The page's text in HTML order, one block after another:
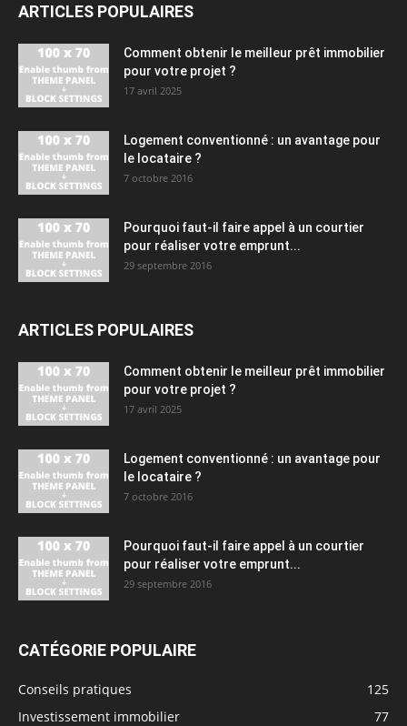
ARTICLES POPULAIRES
Comment obtenir le meilleur prêt immobilier
pour votre projet ?
17 avril 2025
Logement conventionné : un avantage pour
le locataire ?
7 octobre 2016
Pourquoi faut-il faire appel à un courtier
pour réaliser votre emprunt...
29 septembre 2016
ARTICLES POPULAIRES
Comment obtenir le meilleur prêt immobilier
pour votre projet ?
17 avril 2025
Logement conventionné : un avantage pour
le locataire ?
7 octobre 2016
Pourquoi faut-il faire appel à un courtier
pour réaliser votre emprunt...
29 septembre 2016
CATÉGORIE POPULAIRE
Conseils pratiques
125
Investissement immobilier
77